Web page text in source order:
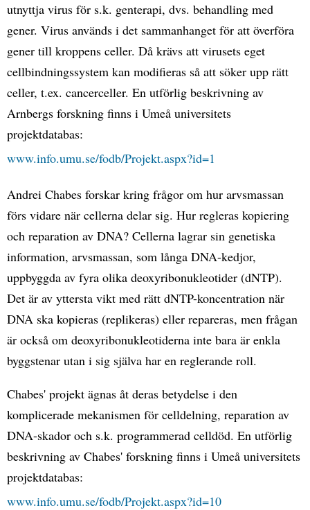
utnyttja virus för s.k. genterapi, dvs. behandling med
gener. Virus används i det sammanhanget för att överföra
gener till kroppens celler. Då krävs att virusets eget
cellbindningssystem kan modifieras så att söker upp rätt
celler, t.ex. cancerceller. En utförlig beskrivning av
Arnbergs forskning finns i Umeå universitets
projektdatabas:
www.info.umu.se/fodb/Projekt.aspx?id=1
Andrei Chabes forskar kring frågor om hur arvsmassan
förs vidare när cellerna delar sig. Hur regleras kopiering
och reparation av DNA? Cellerna lagrar sin genetiska
information, arvsmassan, som långa DNA-kedjor,
uppbyggda av fyra olika deoxyribonukleotider (dNTP).
Det är av yttersta vikt med rätt dNTP-koncentration när
DNA ska kopieras (replikeras) eller repareras, men frågan
är också om deoxyribonukleotiderna inte bara är enkla
byggstenar utan i sig själva har en reglerande roll.
Chabes' projekt ägnas åt deras betydelse i den
komplicerade mekanismen för celldelning, reparation av
DNA-skador och s.k. programmerad celldöd. En utförlig
beskrivning av Chabes' forskning finns i Umeå universitets
projektdatabas:
www.info.umu.se/fodb/Projekt.aspx?id=10